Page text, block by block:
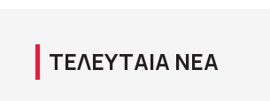
ΤΕΛΕΥΤΑΙΑ ΝΕΑ